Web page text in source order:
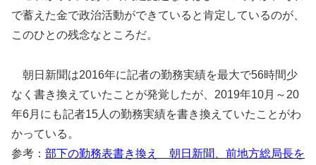
で蓄えた金で政治活動ができていると肯定しているのが、
このひとの残念なところだ。
朝日新聞は2016年に記者の勤務実績を最大で56時間少
なく書き換えていたことが発覚したが、2019年10月～20
年6月にも記者15人の勤務実績を書き換えていたことがわ
かっている。
参考： 部下の勤務表書き換え 朝日新聞、前地方総局長を